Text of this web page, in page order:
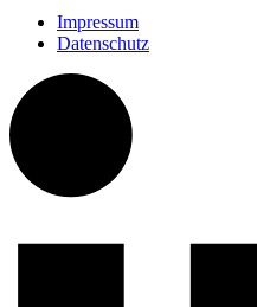
Impressum
Datenschutz